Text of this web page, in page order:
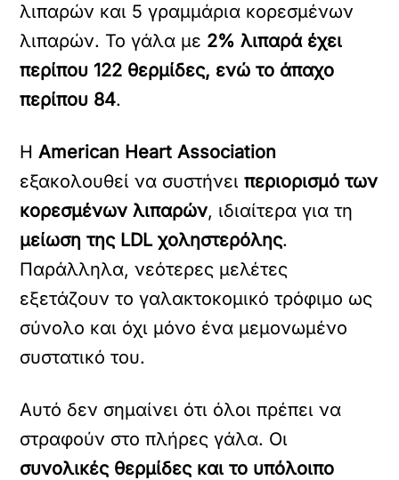
λιπαρών και 5 γραμμάρια κορεσμένων
λιπαρών. Το γάλα με 2% λιπαρά έχει
περίπου 122 θερμίδες, ενώ το άπαχο
περίπου 84.
ΗAmerican Heart Association
εξακολουθεί να συστήνειπεριορισμό των
κορεσμένων λιπαρών, ιδιαίτερα για τη
μείωση της LDL χοληστερόλης.
Παράλληλα, νεότερες μελέτες
εξετάζουν το γαλακτοκομικό τρόφιμο ως
σύνολο και όχι μόνο ένα μεμονωμένο
συστατικό του.
Αυτό δεν σημαίνει ότι όλοι πρέπει να
στραφούν στο πλήρες γάλα. Οι
συνολικές θερμίδες και το υπόλοιπο